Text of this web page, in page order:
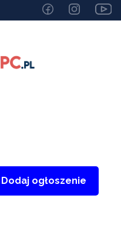
Dodaj ogłoszenie